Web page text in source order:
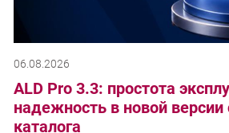
06.08.2026
ALD Pro 3.3: простота
надежность в новой
каталога